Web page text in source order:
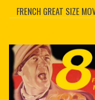
FRENCH GREAT SIZE